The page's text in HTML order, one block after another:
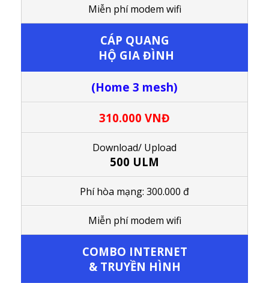
Miễn phí modem wifi
CÁP QUANG
HỘ GIA ĐÌNH
(Home 3 mesh)
310.000 VNĐ
Download/ Upload
500 ULM
Phí hòa mạng: 300.000 đ
Miễn phí modem wifi
COMBO INTERNET
& TRUYỀN HÌNH